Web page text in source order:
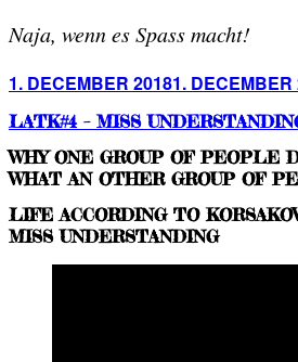
Naja, wenn es Spass macht!
Posted
1. DECEMBER 20181. DECEMBER
LATK#4 – MISS
WHY ONE GROUP OF PEOPLE
WHAT AN OTHER GROUP OF
LIFE ACCORDING TO
MISS UNDERSTANDING